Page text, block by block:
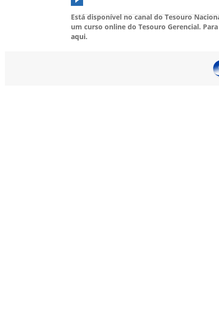
Está disponível no canal do Tesouro
um curso online do Tesouro Gerencial.
aqui.